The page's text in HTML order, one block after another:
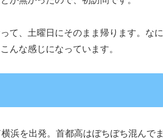
て、土曜日にそのまま帰ります。なに
んな感じになっています。
浜を出発。首都高はぼちぼち混んでま